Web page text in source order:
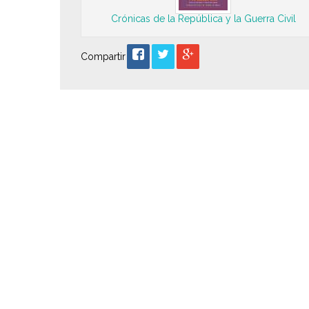
Crónicas de la República y la Guerra Civil
Compartir